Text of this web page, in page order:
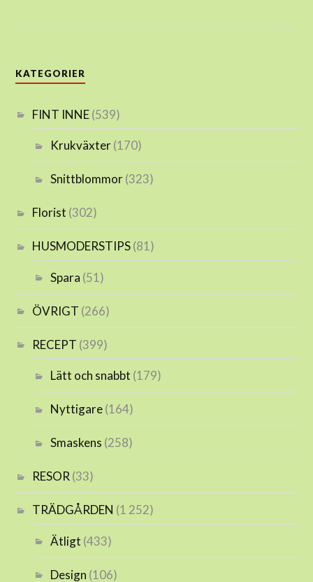
KATEGORIER
FINT INNE(539)
Krukväxter(170)
Snittblommor(323)
Florist (302)
HUSMODERSTIPS(81)
Spara (51)
ÖVRIGT (266)
RECEPT (399)
Lätt och snabbt (179)
Nyttigare(164)
Smaskens (258)
RESOR (33)
TRÄDGÅRDEN (1 252)
Ätligt (433)
Design (106)